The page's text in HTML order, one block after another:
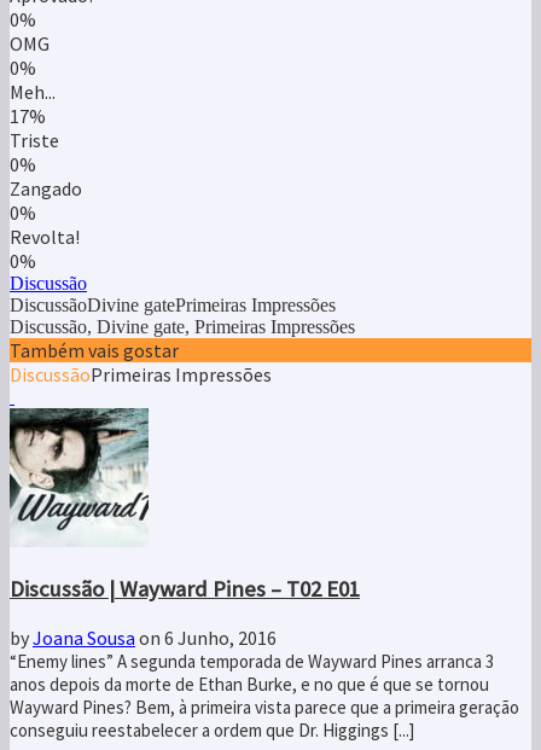
0%
OMG
0%
Meh...
17%
Triste
0%
Zangado
0%
Revolta!
0%
Discussão
DiscussãoDivine gatePrimeiras Impressões
Discussão, Divine gate, Primeiras Impressões
Também vais gostar
DiscussãoPrimeiras Impressões
Discussão | Wayward Pines – T02 E01
byJoana Sousa on 6 Junho, 2016
“Enemy lines” A segunda temporada de Wayward Pines arranca 3
anos depois da morte de Ethan Burke, e no que é que se tornou
Wayward Pines? Bem, à primeira vista parece que a primeira geração
conseguiu reestabelecer a ordem que Dr. Higgings [...]